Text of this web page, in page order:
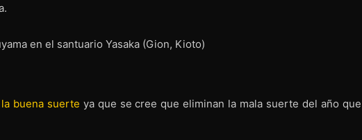
buena suerte ya que se cree que eliminan la mala suerte del año que